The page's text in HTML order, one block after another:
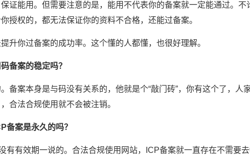
证能用。但需要注意的是，能用不代表你的备案就一定能通过。
授权的，都无法保证你的资料不合格，还能过备案。
升你过备案的成功率。这个懂的人都懂，也很好理解。
备案的稳定吗？
备案本身是与码没有关系的，他就是个“敲门砖”，你有这个了，
合法合规使用就不会被注销。
备案是永久的吗？
有有效期一说的。合法合规使用网站，ICP备案就一直存在不需要